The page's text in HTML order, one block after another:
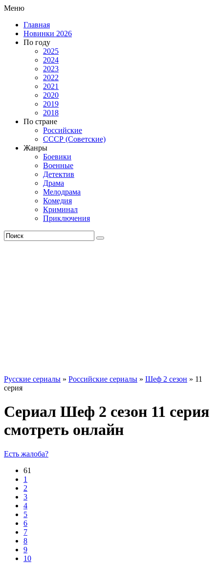
Меню
Главная
Новинки 2026
По году
2025
2024
2023
2022
2021
2020
2019
2018
По стране
Российские
СССР (Советские)
Жанры
Боевики
Военные
Детектив
Драма
Мелодрама
Комедия
Криминал
Приключения
Русские сериалы » Российские сериалы » Шеф 2 сезон » 11
серия
Сериал Шеф 2 сезон 11 серия
смотреть онлайн
Есть жалоба?
61
1
2
3
4
5
6
7
8
9
10